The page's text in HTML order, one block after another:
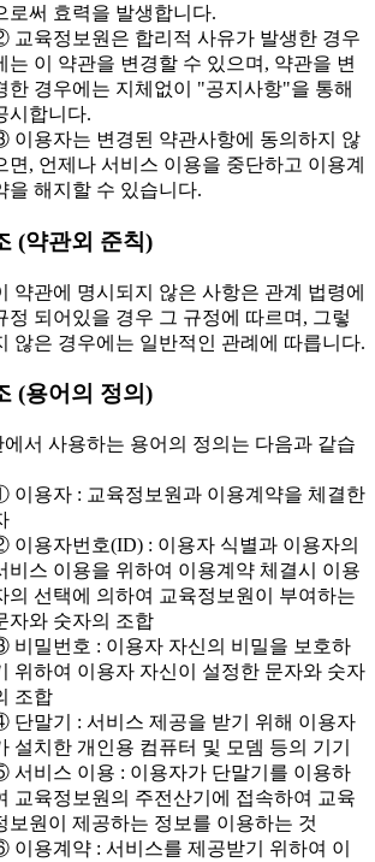
로써 효력을 발생합니다.
교육정보원은 합리적 사유가 발생한 경우
는 이 약관을 변경할 수 있으며, 약관을 변
한 경우에는 지체없이 "공지사항"을 통해
시합니다.
이용자는 변경된 약관사항에 동의하지 않
면, 언제나 서비스 이용을 중단하고 이용계
을 해지할 수 있습니다.
(약관외 준칙)
약관에 명시되지 않은 사항은 관계 법령에
정 되어있을 경우 그 규정에 따르며, 그렇
않은 경우에는 일반적인 관례에 따릅니다.
(용어의 정의)
에서 사용하는 용어의 정의는 다음과 같습
이용자 : 교육정보원과 이용계약을 체결한
이용자번호(ID) : 이용자 식별과 이용자의
비스 이용을 위하여 이용계약 체결시 이용
의 선택에 의하여 교육정보원이 부여하는
자와 숫자의 조합
비밀번호 : 이용자 자신의 비밀을 보호하
위하여 이용자 자신이 설정한 문자와 숫자
조합
단말기 : 서비스 제공을 받기 위해 이용자
설치한 개인용 컴퓨터 및 모뎀 등의 기기
서비스 이용 : 이용자가 단말기를 이용하
교육정보원의 주전산기에 접속하여 교육
보원이 제공하는 정보를 이용하는 것
이용계약 : 서비스를 제공받기 위하여 이